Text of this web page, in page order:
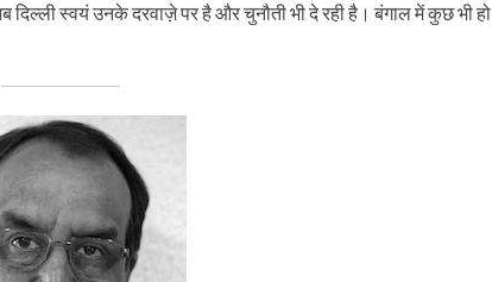
दिल्ली स्वयं उनके दरवाज़े पर है और चुनौती भी दे रही है। बंगाल में कुछ भी हो